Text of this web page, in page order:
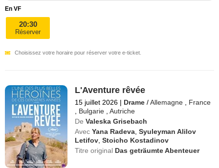
En VF
20:30
Réserver
Choisissez votre horaire pour réserver votre e-ticket.
L'Aventure rêvée
15 juillet 2026 | Drame / Allemagne
France
Bulgarie ,Autriche
De Valeska Grisebach
Avec Yana Radeva ,Syuleyman Alilov
Letifov ,Stoicho Kostadinov
Titre original Das geträumte Abenteuer